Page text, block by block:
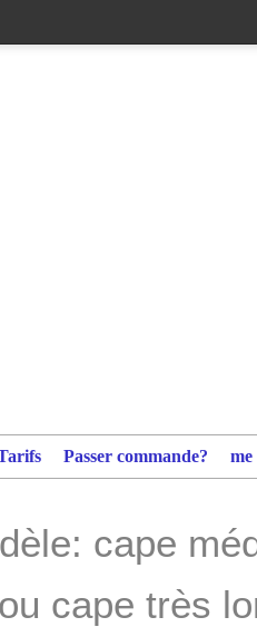
Passer commande?
cape
cape très